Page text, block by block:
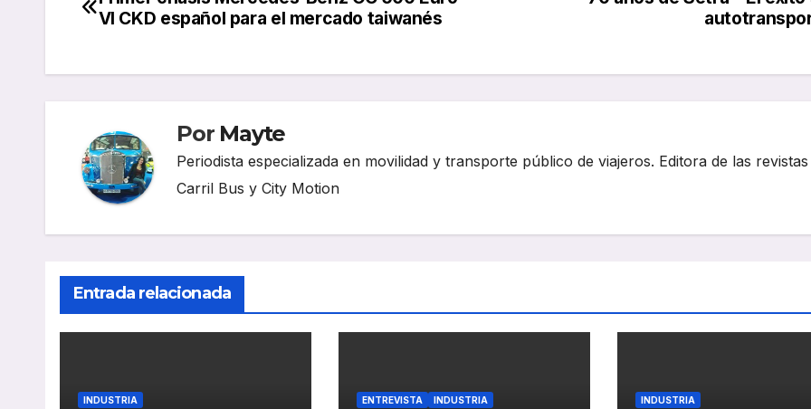
entradas
VI CKD español para el mercado taiwanés
Por Mayte
Periodista especializada en movilidad y transporte público de viajeros. Editora de las revistas
Carril Bus y City Motion
Entrada relacionada
INDUSTRIA ENTREVISTA INDUSTRIA INDUSTRIA